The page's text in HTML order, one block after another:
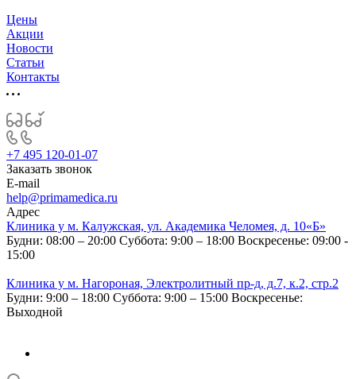
Цены
Акции
Новости
Статьи
Контакты
+7 495 120-01-07
Заказать звонок
E-mail
help@primamedica.ru
Адрес
Клиника у м. Калужская, ул. Академика Челомея, д. 10«Б»
Будни: 08:00 – 20:00 Суббота: 9:00 – 18:00 Воскресенье: 09:00 -
15:00
Клиника у м. Нагороная, Электролитный пр-д, д.7, к.2, стр.2
Будни: 9:00 – 18:00 Суббота: 9:00 – 15:00 Воскресенье:
Выходной